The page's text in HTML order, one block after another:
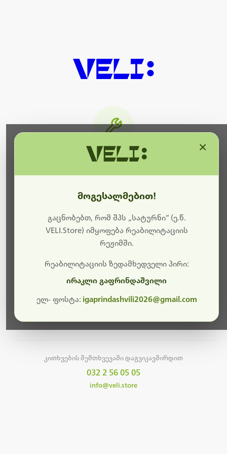
ბოდიშს გიხდით შეფერხებისთვის. ამჟამად
მიმდინარეობს საიტის განახლება და ტექნიკური
სამუშაოები.
მალე ისევ ხელმისაწვდომი იქნება. გმადლობთ
კითხვების შემთხვევაში დაგვიკავშირდით
032 2 56 05 05
info@veli.store
მოგესალმებით!
გაცნობებთ, რომ შპს „სატურნი“ (ე.წ.
VELI.Store) იმყოფება რეაბილიტაციის
რეჟიმში.
რეაბილიტაციის ზედამხედველი პირი:
ირაკლი გაფრინდაშვილი
ელ- ფოსტა: igaprindashvili2026@gmail.com
×